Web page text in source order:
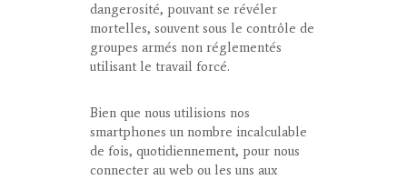
dangerosité, pouvant se révéler
mortelles, souvent sous le contrôle de
groupes armés non réglementés
utilisant le travail forcé.
Bien que nous utilisions nos
smartphones un nombre incalculable
de fois, quotidiennement, pour nous
connecter au web ou les uns aux